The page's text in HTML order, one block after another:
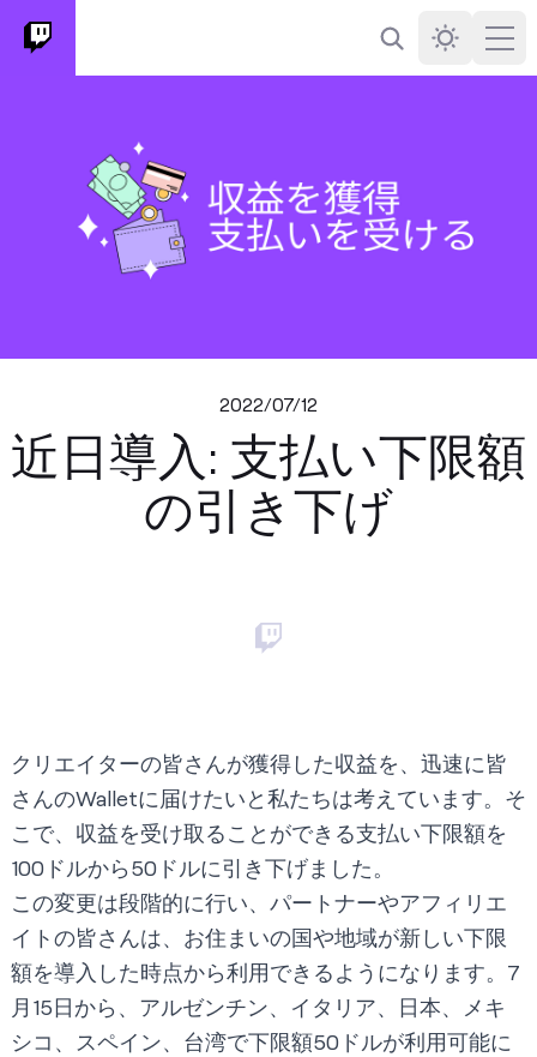
検索
Darkmode
2022/07/12
近日導入: 支払い下限額
の引き下げ
クリエイターの皆さんが獲得した収益を、迅速に皆
さんのWalletに届けたいと私たちは考えています。そ
こで、収益を受け取ることができる支払い下限額を
100ドルから50ドルに引き下げました。
この変更は段階的に行い、パートナーやアフィリエ
イトの皆さんは、お住まいの国や地域が新しい下限
額を導入した時点から利用できるようになります。7
月15日から、アルゼンチン、イタリア、日本、メキ
シコ、スペイン、台湾で下限額50ドルが利用可能に